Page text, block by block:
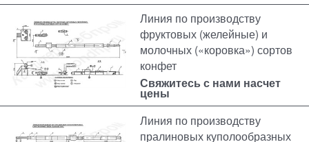
Линия по производству
фруктовых (желейные) и
молочных («коровка») сортов
конфет
Свяжитесь с нами насчет
цены
Линия по производству
пралиновых куполообразных